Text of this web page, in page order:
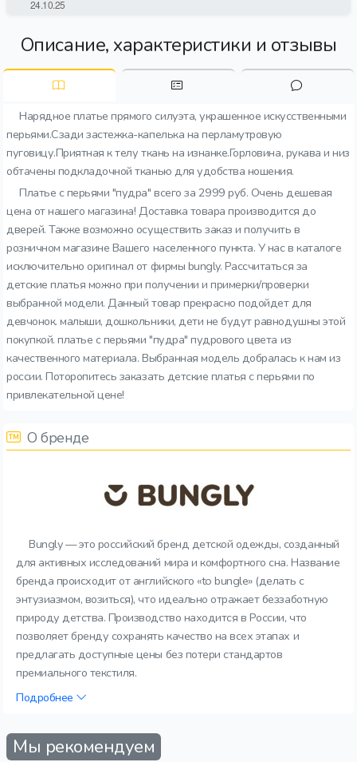
Описание, характеристики и отзывы
Нарядное платье прямого силуэта, украшенное искусственными
перьями.Сзади застежка-капелька на перламутровую
пуговицу.Приятная к телу ткань на изнанке.Горловина, рукава и низ
обтачены подкладочной тканью для удобства ношения.
Платье с перьями "пудра" всего за 2999 руб. Очень дешевая
цена от нашего магазина! Доставка товара производится до
дверей. Также возможно осуществить заказ и получить в
розничном магазине Вашего населенного пункта. У нас в каталоге
исключительно оригинал от фирмы bungly. Рассчитаться за
детские платья можно при получении и примерки/проверки
выбранной модели. Данный товар прекрасно подойдет для
девчонок. малыши, дошкольники, дети не будут равнодушны этой
покупкой. платье с перьями "пудра" пудрового цвета из
качественного материала. Выбранная модель добралась к нам из
россии. Поторопитесь заказать детские платья с перьями по
привлекательной цене!
О бренде
Bungly — это российский бренд детской одежды, созданный
для активных исследований мира и комфортного сна. Название
бренда происходит от английского «to bungle» (делать с
энтузиазмом, возиться), что идеально отражает беззаботную
природу детства. Производство находится в России, что
позволяет бренду сохранять качество на всех этапах и
предлагать доступные цены без потери стандартов
премиального текстиля.
Подробнее
Мы рекомендуем